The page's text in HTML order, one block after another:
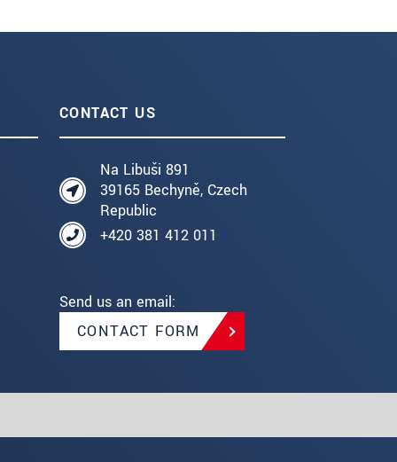
CONTACT US
Na Libuši 891
39165 Bechyně, Czech
Republic
+420 381 412 011
Send us an email:
CONTACT FORM